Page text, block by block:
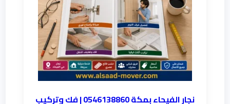
نجار الفيحاء بمكة 0546138860⁩ | فك وتركيب